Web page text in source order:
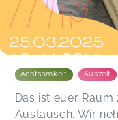
Achtsamkeit Auszeit
Das ist euer
Austausch. Wir